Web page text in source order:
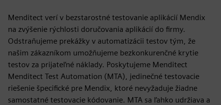
Menditect verí v bezstarostné testovanie aplikácií Mendix
na zvýšenie rýchlosti doručovania aplikácií do firmy.
Odstraňujeme prekážky v automatizácii testov tým, že
našim zákazníkom umožňujeme bezkonkurenčné krytie
testov za prijateľné náklady. Poskytujeme Menditect
Menditect Test Automation (MTA), jedinečné testovacie
riešenie špecifické pre Mendix, ktoré nevyžaduje žiadne
samostatné testovacie kódovanie. MTA sa ľahko udržiava a